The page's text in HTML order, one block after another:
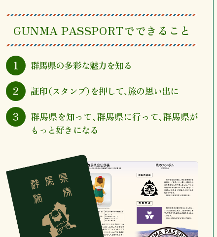
GUNMA PASSPORTでできること
群馬県の多彩な魅力を知る
証印（スタンプ）を押して、旅の思い出に
群馬県を知って、群馬県に行って、群馬県が
もっと好きになる